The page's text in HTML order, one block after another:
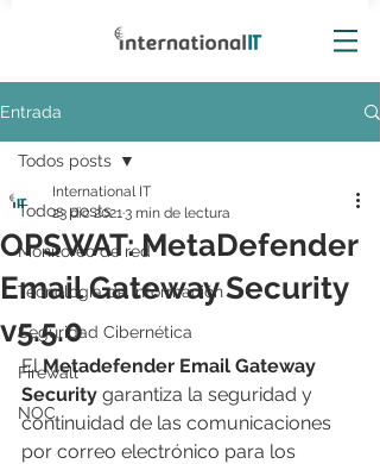
Entrada
Todos posts
Monitoreo de red
Tecnología de información
Seguridad Cibernética
Firewall
NOC
Todos posts
OPSWAT: MetaDefender
Email Gateway Security
v5.5.0
International IT
23 dic 20213 min de lectura
El Metadefender Email Gateway
Security garantiza la seguridad y
continuidad de las comunicaciones
por correo electrónico para los